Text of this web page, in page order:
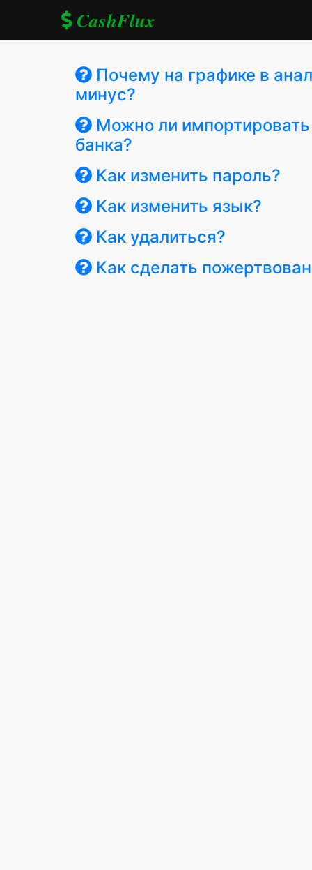
CashFlux
Почему на графике в
минус?
Можно ли
банка?
Как изменить пароль?
Как изменить язык?
Как удалиться?
Как сделать